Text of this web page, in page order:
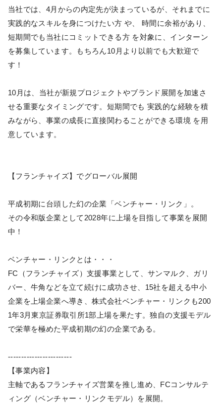
当社では、4月からの内定先が決まっているが、それまでに
実践的なスキルを身につけたい方 や、 時間に余裕があり、
短期間でも当社にコミットできる方 を対象に、インターン
を募集しています。もちろん10月より以前でも大歓迎で
す！
10月は、当社が新規プロジェクトやブランド展開を加速さ
せる重要なタイミングです。短期間でも 実践的な経験を積
みながら、事業の成長に直接関わることができる環境 を用
意しています。
【フランチャイズ】でグローバル展開
平成初期に台頭した幻の企業「ベンチャー・リンク」。
その令和版企業として2028年に上場を目指して事業を展開
中！
ベンチャー・リンクとは・・・
FC（フランチャイズ）支援事業として、サンマルク、ガリ
バー、牛角などを立て続けに成功させ、15社を超える中小
企業を上場企業へ導き、株式会社ベンチャー・リンクも200
1年3月東京証券取引所1部上場を果たす。独自の支援モデル
で栄華を極めた平成初期の幻の企業である。
------------------------
【事業内容】
主軸であるフランチャイズ営業を推し進め、FCコンサルテ
ィング（ベンチャー・リンクモデル）を展開。